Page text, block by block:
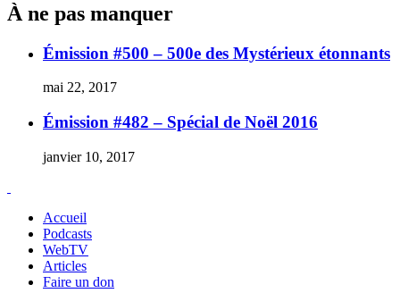
À ne pas manquer
Émission #500 – 500e des Mystérieux étonnants
mai 22, 2017
Émission #482 – Spécial de Noël 2016
janvier 10, 2017
Accueil
Podcasts
WebTV
Articles
Faire un don